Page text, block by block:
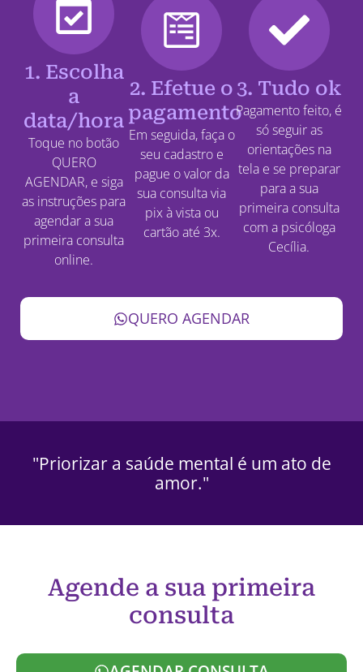
1. Escolha
a
data/hora
Toque no botão
QUERO
AGENDAR, e siga
as instruções para
agendar a sua
primeira consulta
online.
2. Efetue o
pagamento
Em seguida, faça o
seu cadastro e
pague o valor da
sua consulta via
pix à vista ou
cartão até 3x.
3. Tudo ok
Pagamento feito, é
só seguir as
orientações na
tela e se preparar
para a sua
primeira consulta
com a psicóloga
Cecília.
QUERO AGENDAR
"Priorizar a saúde mental é um ato de
amor."
Agende a sua primeira
consulta